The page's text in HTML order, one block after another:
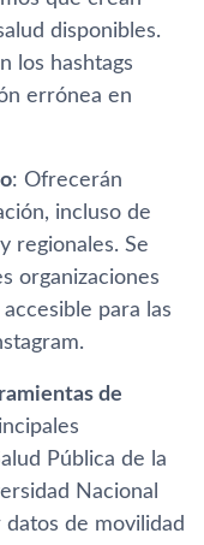
disponibles.
los hashtags
errónea en
: Ofrecerán
incluso de
regionales. Se
organizaciones
para las
de
Pública de la
Nacional
de movilidad